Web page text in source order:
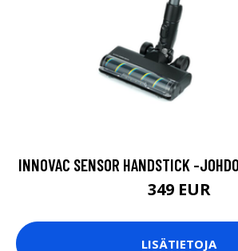
INNOVAC SENSOR HANDSTICK -
349 EUR
LISÄTIETOJA